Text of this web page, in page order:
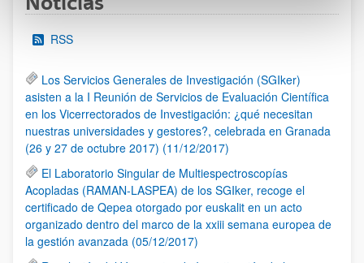
RSS
Los Servicios Generales de Investigación (SGIker)
asisten a la I Reunión de Servicios de Evaluación Científica
en los Vicerrectorados de Investigación: ¿qué necesitan
nuestras universidades y gestores?, celebrada en Granada
(26 y 27 de octubre 2017) (11/12/2017)
El Laboratorio Singular de Multiespectroscopías
Acopladas (RAMAN-LASPEA) de los SGIker, recoge el
certificado de Qepea otorgado por euskalit en un acto
organizado dentro del marco de la xxiii semana europea de
la gestión avanzada (05/12/2017)